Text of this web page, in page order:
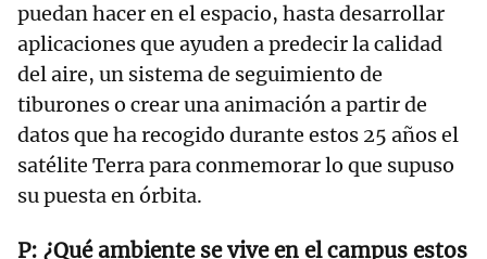
puedan hacer en el espacio, hasta desarrollar
aplicaciones que ayuden a predecir la calidad
del aire, un sistema de seguimiento de
tiburones o crear una animación a partir de
datos que ha recogido durante estos 25 años el
satélite Terra para conmemorar lo que supuso
su puesta en órbita.
¿Qué ambiente se vive en el campus estos